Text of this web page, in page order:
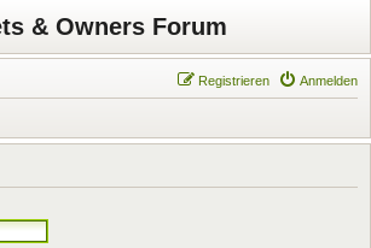
& Owners Forum
Anmelden
Registrieren